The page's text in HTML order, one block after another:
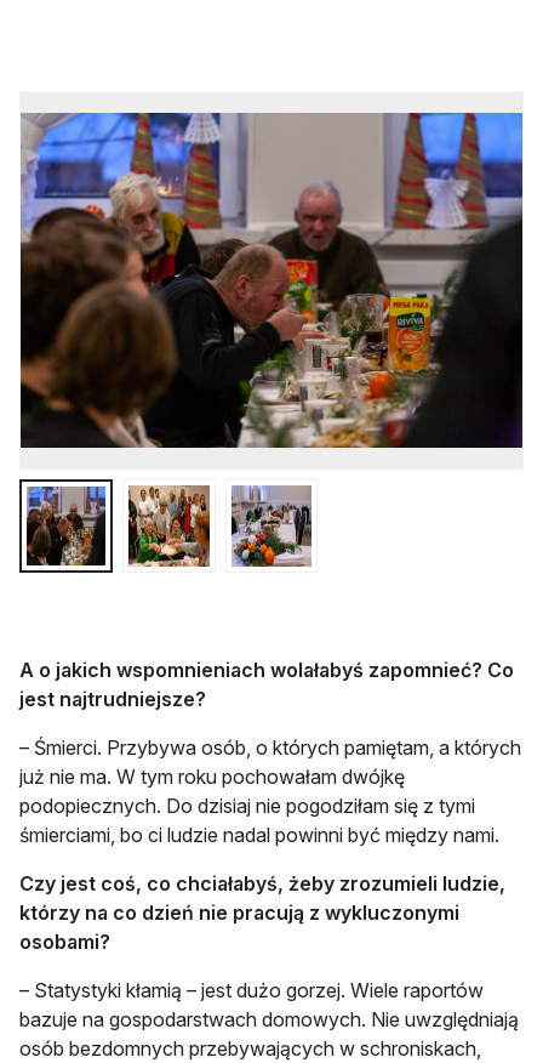
A o jakich wspomnieniach wolałabyś zapomnieć? Co
jest najtrudniejsze?
– Śmierci. Przybywa osób, o których pamiętam, a których
już nie ma. W tym roku pochowałam dwójkę
podopiecznych. Do dzisiaj nie pogodziłam się z tymi
śmierciami, bo ci ludzie nadal powinni być między nami.
Czy jest coś, co chciałabyś, żeby zrozumieli ludzie,
którzy na co dzień nie pracują z wykluczonymi
osobami?
– Statystyki kłamią – jest dużo gorzej. Wiele raportów
bazuje na gospodarstwach domowych. Nie uwzględniają
osób bezdomnych przebywających w schroniskach,